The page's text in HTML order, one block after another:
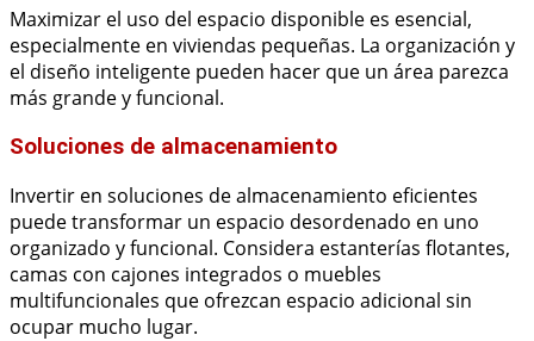
Maximizar el uso del espacio disponible es esencial,
especialmente en viviendas pequeñas. La organización y
el diseño inteligente pueden hacer que un área parezca
más grande y funcional.
Soluciones de almacenamiento
Invertir en soluciones de almacenamiento eficientes
puede transformar un espacio desordenado en uno
organizado y funcional. Considera estanterías flotantes,
camas con cajones integrados o muebles
multifuncionales que ofrezcan espacio adicional sin
ocupar mucho lugar.